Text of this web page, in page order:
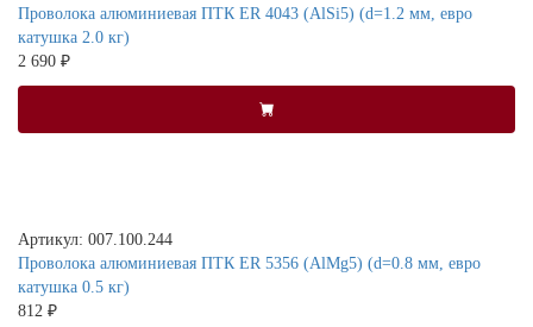
Проволока алюминиевая ПТК ER 4043 (AlSi5) (d=1.2 мм, евро
катушка 2.0 кг)
2 690 ₽
Артикул: 007.100.244
Проволока алюминиевая ПТК ER 5356 (AlMg5) (d=0.8 мм, евро
катушка 0.5 кг)
812 ₽